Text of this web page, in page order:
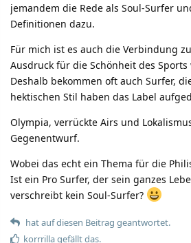
jemandem die Rede als Soul-Surfer
Definitionen dazu.
Für mich ist es auch die Verbindung
Ausdruck für die Schönheit des
Deshalb bekommen oft auch Surfer,
hektischen Stil haben das Label
Olympia, verrückte Airs und
Gegenentwurf.
Wobei das echt ein Thema für die
Ist ein Pro Surfer, der sein ganzes
verschreibt kein Soul-Surfer?
hat auf diesen Beitrag geantwortet.
korrrillagefällt das.